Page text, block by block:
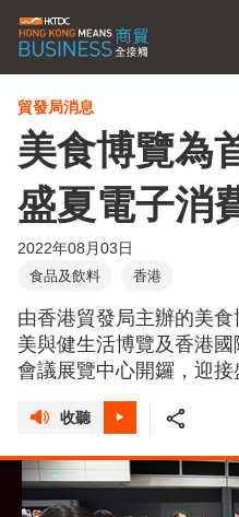
貿發局消息
美食博覽為
盛夏電子消
2022年08月03日
食品及飲料 香港
由香港貿發局主辦的美食
美與健生活博覽及香港
會議展覽中心開鑼，迎接
收聽